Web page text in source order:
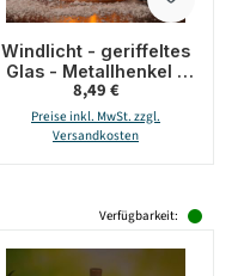
Windlicht - geriffeltes
Glas - Metallhenkel -
H: 14,5cm - weiß, gold
Regulärer Preis:
8,49 €
Preise inkl. MwSt. zzgl.
Versandkosten
Verfügbarkeit: